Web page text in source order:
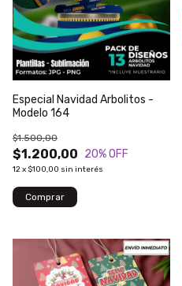
Especial Navidad Arbolitos -
Modelo 164
$1.200,00
$1.500,00
20% OFF
12x $100,00 sin interés